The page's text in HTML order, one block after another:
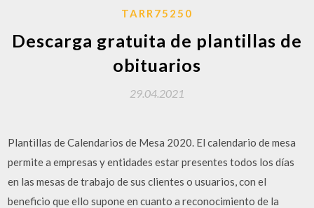
TARR75250
Descarga gratuita de plantillas de
obituarios
29.04.2021
Plantillas de Calendarios de Mesa 2020. El calendario de mesa
permite a empresas y entidades estar presentes todos los días
en las mesas de trabajo de sus clientes o usuarios, con el
beneficio que ello supone en cuanto a reconocimiento de la